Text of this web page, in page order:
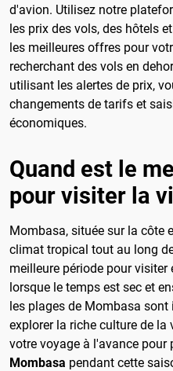
d'avion. Utilisez notre
les prix des vols, des hôtels
les meilleures offres pour
recherchant des vols en
utilisant les alertes de prix,
changements de tarifs et
économiques.
Quand est le
pour visiter la
Mombasa, située sur la côte
climat tropical tout au long
meilleure période pour visiter
lorsque le temps est sec et
les plages de Mombasa sont
explorer la riche culture de la
votre voyage à l'avance pour
Mombasa pendant cette